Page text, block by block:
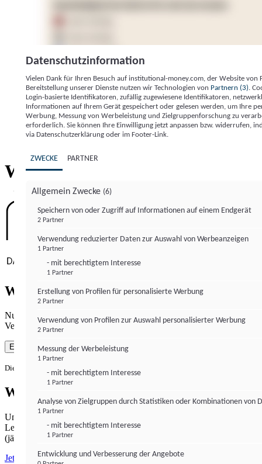
Institutional Money
ImpressumDatenschutzerklärung
Willkommen bei
Wie gewohnt mit Werbung lesen
Nutzen Sie institutional-money.com mit Ihrer Zustimmung zur
Verwendung von Cookies für Webanalyse und Werbemaßnahmen.
Einverstanden
Die Zustimmung ist jederzeit widerrufbar.
Werbefrei lesen
Unabhängiger Journalismus hat seinen Preis.
Lesen Sie institutional-money.com PUR für 33,99€ pro Monat
(jährliche Abrechnung).
Jetzt abonnieren
Datenschutzinformation
Vielen Dank für Ihren Besuch auf institutional-money.com, der Website von
Bereitstellung unserer Dienste nutzen wir Technologien von Partnern (3) .
Login-basierte Identifikatoren, zufällig zugewiesene Identifikatoren,
Informationen auf Ihrem Gerät gespeichert oder gelesen werden, um Ihre
Werbung, Messung von Werbeleistung und Zielgruppenforschung zu
erforderlich. Sie können Ihre Einwilligung jetzt anpassen bzw. widerrufen,
via Datenschutzerklärung oder im Footer-Link.
ZWECKE PARTNER
Allgemein Zwecke (6)
Speichern von oder Zugriff auf Informationen auf einem Endgerät
2 Partner
Verwendung reduzierter Daten zur Auswahl von Werbeanzeigen
1 Partner
- mit berechtigtem Interesse
1 Partner
Erstellung von Profilen für personalisierte Werbung
2 Partner
Verwendung von Profilen zur Auswahl personalisierter Werbung
2 Partner
Messung der Werbeleistung
1 Partner
- mit berechtigtem Interesse
1 Partner
Analyse von Zielgruppen durch Statistiken oder Kombinationen von
1 Partner
- mit berechtigtem Interesse
1 Partner
Entwicklung und Verbesserung der Angebote